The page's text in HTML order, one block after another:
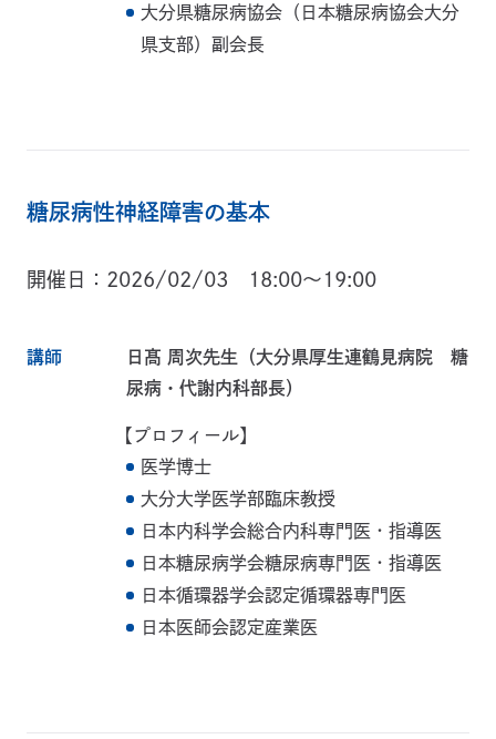
大分県糖尿病協会（日本糖尿病協会大分
県支部）副会長
糖尿病性神経障害の基本
開催日 2026/02/03 18:00～19:00
講師
日髙 周次先生（大分県厚生連鶴見病院 糖
尿病・代謝内科部長）
【プロフィール】
医学博士
大分大学医学部臨床教授
日本内科学会総合内科専門医・指導医
日本糖尿病学会糖尿病専門医・指導医
日本循環器学会認定循環器専門医
日本医師会認定産業医